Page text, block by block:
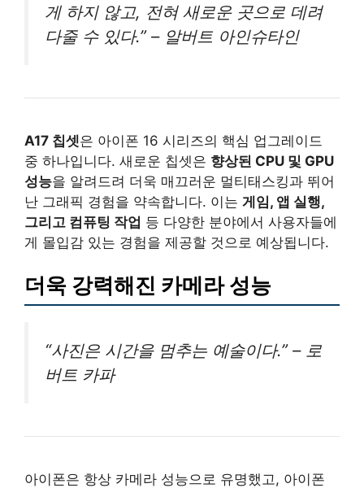
게 하지 않고, 전혀 새로운 곳으로 데려
다줄 수 있다.” – 알버트 아인슈타인
A17 칩셋은 아이폰 16 시리즈의 핵심 업그레이드
중 하나입니다. 새로운 칩셋은 향상된 CPU 및 GPU
성능을 알려드려 더욱 매끄러운 멀티태스킹과 뛰어
난 그래픽 경험을 약속합니다. 이는 게임, 앱 실행,
그리고 컴퓨팅 작업 등 다양한 분야에서 사용자들에
게 몰입감 있는 경험을 제공할 것으로 예상됩니다.
더욱 강력해진 카메라 성능
“사진은 시간을 멈추는 예술이다.” – 로
버트 카파
아이폰은 항상 카메라 성능으로 유명했고, 아이폰